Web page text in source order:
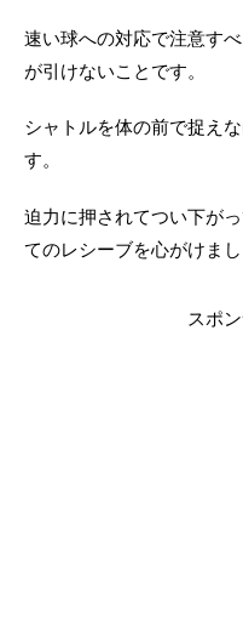
速い球への対応で注意す
が引けないことです。
シャトルを体の前で捉え
す。
迫力に押されてつい下が
てのレシーブを心がけまし
スポ